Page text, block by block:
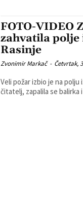
FOTO-VIDEO
zahvatila polje
Rasinje
Zvonimir Markač - Četvrtak,
Veli požar izbio je na polju
čitatelj, zapalila se balirka